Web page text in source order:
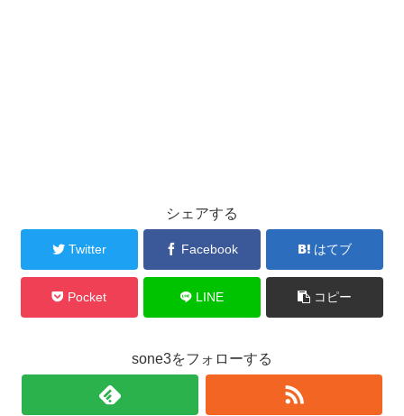
シェアする
Twitter Facebook はてブ
Pocket LINE コピー
sone3をフォローする